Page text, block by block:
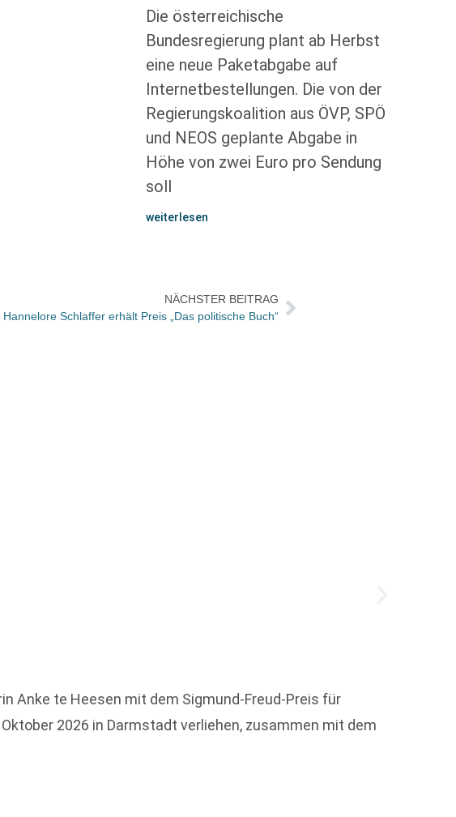
Die österreichische
Bundesregierung plant ab Herbst
eine neue Paketabgabe auf
Internetbestellungen. Die von der
Regierungskoalition aus ÖVP, SPÖ
und NEOS geplante Abgabe in
Höhe von zwei Euro pro Sendung
soll
weiterlesen
NÄCHSTER BEITRAG
Hannelore Schlaffer erhält Preis „Das politische Buch“
Anke te Heesen mit dem Sigmund-Freud-Preis für
2026 in Darmstadt verliehen, zusammen mit dem